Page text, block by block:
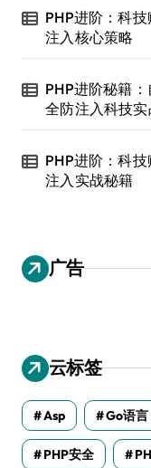
PHP进阶：科
注入核心策略
PHP进阶秘籍
全防注入科技
PHP进阶：科
注入实战秘籍
广告
云标签
Asp Go语言
PHP安全